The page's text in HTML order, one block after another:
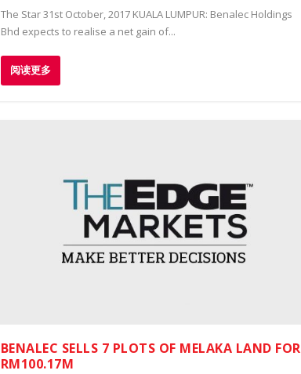
The Star 31st October, 2017 KUALA LUMPUR: Benalec Holdings
Bhd expects to realise a net gain of...
阅读更多
BENALEC SELLS 7 PLOTS OF MELAKA LAND FOR
RM100.17M